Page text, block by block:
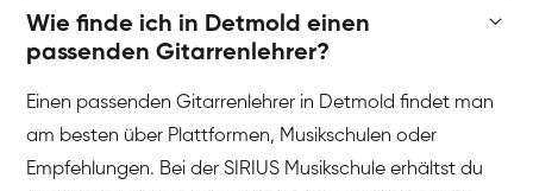
Wie finde ich in Detmold einen
passenden Gitarrenlehrer?
Einen passenden Gitarrenlehrer in Detmold findet man
am besten über Plattformen, Musikschulen oder
Empfehlungen. Bei der SIRIUS Musikschule erhältst du